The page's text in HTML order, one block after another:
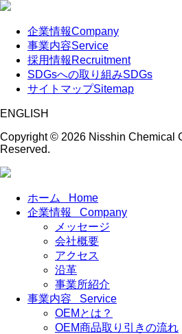
企業情報Company
事業内容Service
採用情報 Recruitment
SDGsへの取り組みSDGs
サイトマップSitemap
ENGLISH
Copyright © 2026 Nisshin Chemical
Reserved.
ホーム
Home
企業情報 Company
メッセージ
会社概要
アクセス
沿革
事業所紹介
事業内容 Service
OEMとは？
OEM商品取り引きの流れ